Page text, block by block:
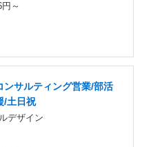
～
ンサルティング営業/部活
/土日祝
デザイン